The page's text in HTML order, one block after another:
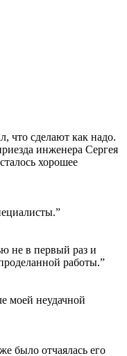
что сделают как надо.
инженера Сергея
хорошее
не в первый раз и
работы.”
моей неудачной
было отчаялась его